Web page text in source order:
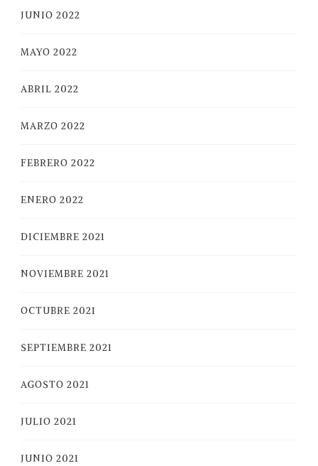
JUNIO 2022
MAYO 2022
ABRIL 2022
MARZO 2022
FEBRERO 2022
ENERO 2022
DICIEMBRE 2021
NOVIEMBRE 2021
OCTUBRE 2021
SEPTIEMBRE 2021
AGOSTO 2021
JULIO 2021
JUNIO 2021